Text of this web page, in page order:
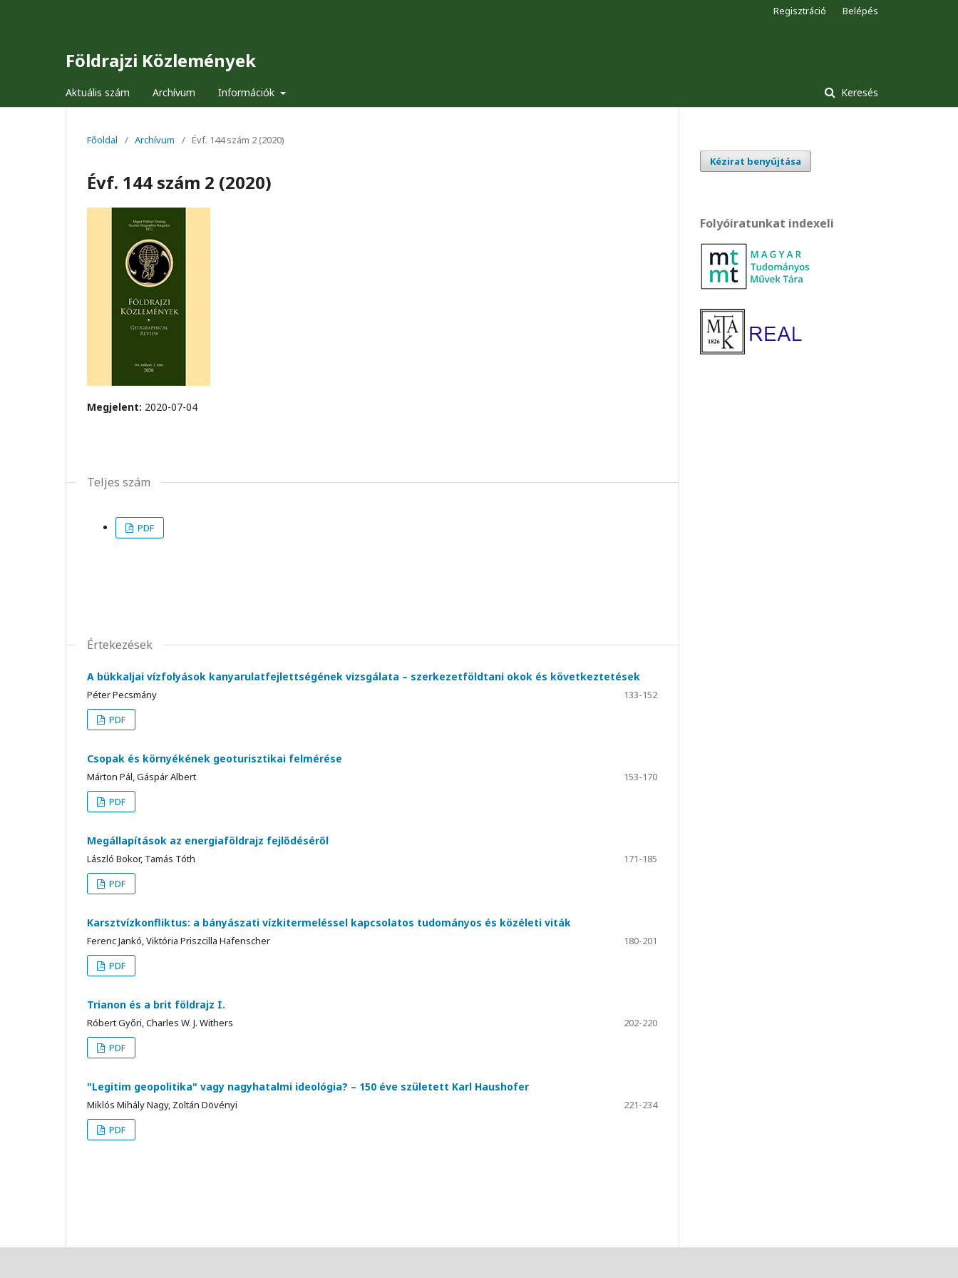
Földrajzi Közlemények
Aktuális szám Archívum Információk Keresés
Regisztráció Belépés
Főoldal / Archívum / Évf. 144 szám 2 (2020)
Évf. 144 szám 2 (2020)
Megjelent: 2020-07-04
Teljes szám
PDF
Értekezések
A bükkaljai vízfolyások kanyarulatfejlettségének vizsgálata – szerkezetföldtani okok és következtetések
Péter Pecsmány
133-152
PDF
Csopak és környékének geoturisztikai felmérése
Márton Pál, Gáspár Albert
153-170
PDF
Megállapítások az energiaföldrajz fejlődéséről
László Bokor, Tamás Tóth
171-185
PDF
Karsztvízkonfliktus: a bányászati vízkitermeléssel kapcsolatos tudományos és közéleti viták
Ferenc Jankó, Viktória Priszcilla Hafenscher
180-201
PDF
Trianon és a brit földrajz I.
Róbert Győri, Charles W. J. Withers
202-220
PDF
"Legitim geopolitika" vagy nagyhatalmi ideológia? – 150 éve született Karl Haushofer
Miklós Mihály Nagy, Zoltán Dövényi
221-234
PDF
Kézirat benyújtása
Folyóiratunkat indexeli